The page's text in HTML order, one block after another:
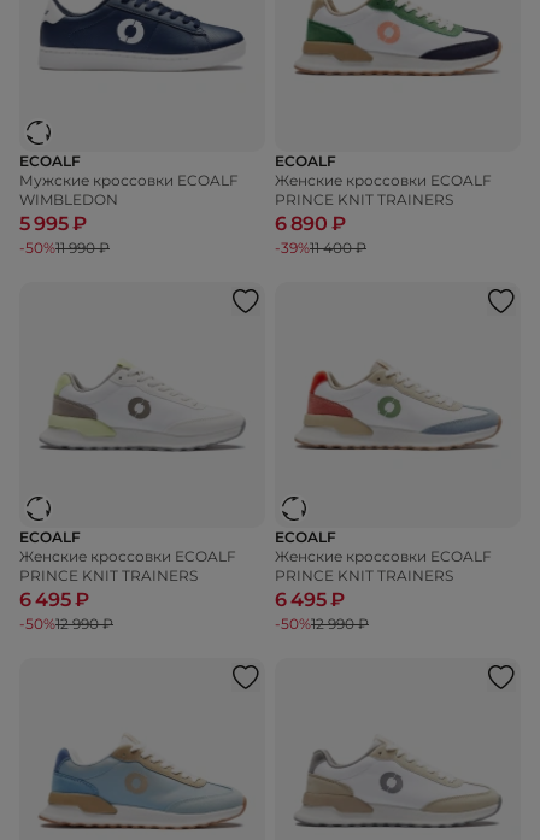
ECOALF
Мужские кроссовки ECOALF
WIMBLEDON
5 995 ₽
-50%11 990 ₽
ECOALF
Женские кроссовки ECOALF
PRINCE KNIT TRAINERS
6 890 ₽
-39%11 400 ₽
ECOALF
Женские кроссовки ECOALF
PRINCE KNIT TRAINERS
6 495 ₽
-50%12 990 ₽
ECOALF
Женские кроссовки ECOALF
PRINCE KNIT TRAINERS
6 495 ₽
-50%12 990 ₽